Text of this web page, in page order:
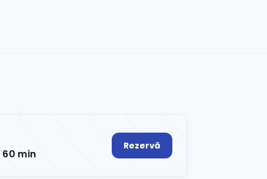
60 min
Rezervă